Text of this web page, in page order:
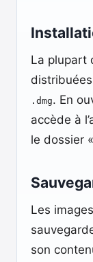
La plupart
.dmg. En
accède à
le dossier
Les
son